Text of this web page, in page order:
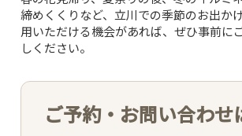
TOP
PICK UP
締めくくりなど、立川での季節のお出か
用いただける機会があれば、ぜひ事前に
しください。
ご予約・お問い合わせ